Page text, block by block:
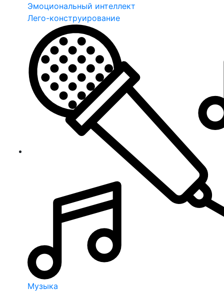
Эмоциональный интеллект
Лего-конструирование
Музыка